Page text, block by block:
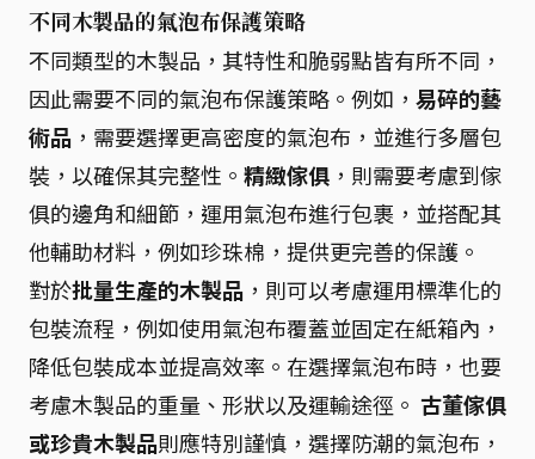
不同木製品的氣泡布保護策略
不同類型的木製品，其特性和脆弱點皆有所不同，
因此需要不同的氣泡布保護策略。例如， 易碎的藝
術品 ，需要選擇更高密度的氣泡布，並進行多層包
裝，以確保其完整性。 精緻傢俱 ，則需要考慮到傢
俱的邊角和細節，運用氣泡布進行包裹，並搭配其
他輔助材料，例如珍珠棉，提供更完善的保護。
對於批量生產的木製品 ，則可以考慮運用標準化的
包裝流程，例如使用氣泡布覆蓋並固定在紙箱內，
降低包裝成本並提高效率。在選擇氣泡布時，也要
考慮木製品的重量、形狀以及運輸途徑。 古董傢俱
或珍貴木製品則應特別謹慎，選擇防潮的氣泡布，